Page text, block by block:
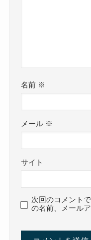
名前 ※
メール ※
サイト
次回のコメント
の名前、メール